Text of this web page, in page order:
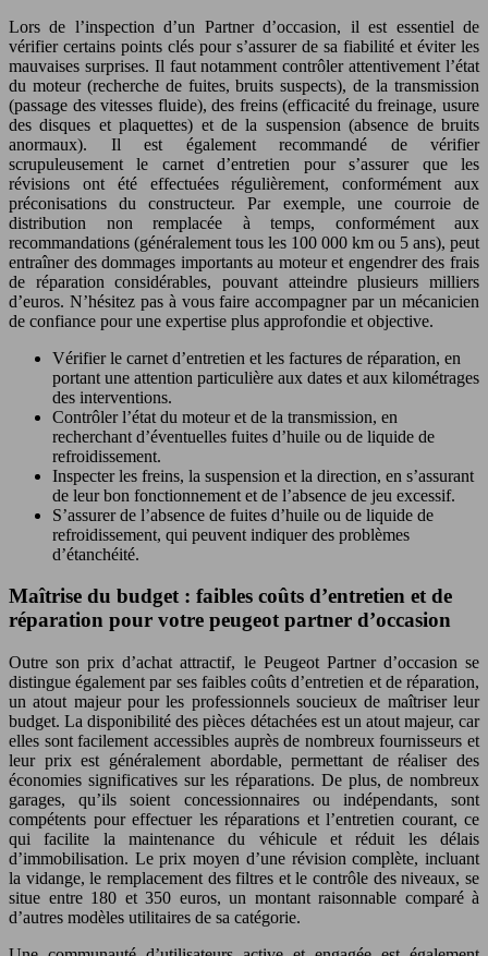
Lors de l’inspection d’un Partner d’occasion, il est essentiel de
vérifier certains points clés pour s’assurer de sa fiabilité et éviter les
mauvaises surprises. Il faut notamment contrôler attentivement l’état
du moteur (recherche de fuites, bruits suspects), de la transmission
(passage des vitesses fluide), des freins (efficacité du freinage, usure
des disques et plaquettes) et de la suspension (absence de bruits
anormaux). Il est également recommandé de vérifier
scrupuleusement le carnet d’entretien pour s’assurer que les
révisions ont été effectuées régulièrement, conformément aux
préconisations du constructeur. Par exemple, une courroie de
distribution non remplacée à temps, conformément aux
recommandations (généralement tous les 100 000 km ou 5 ans), peut
entraîner des dommages importants au moteur et engendrer des frais
de réparation considérables, pouvant atteindre plusieurs milliers
d’euros. N’hésitez pas à vous faire accompagner par un mécanicien
de confiance pour une expertise plus approfondie et objective.
Vérifier le carnet d’entretien et les factures de réparation, en
portant une attention particulière aux dates et aux kilométrages
des interventions.
Contrôler l’état du moteur et de la transmission, en
recherchant d’éventuelles fuites d’huile ou de liquide de
refroidissement.
Inspecter les freins, la suspension et la direction, en s’assurant
de leur bon fonctionnement et de l’absence de jeu excessif.
S’assurer de l’absence de fuites d’huile ou de liquide de
refroidissement, qui peuvent indiquer des problèmes
d’étanchéité.
Maîtrise du budget : faibles coûts d’entretien et de
réparation pour votre peugeot partner d’occasion
Outre son prix d’achat attractif, le Peugeot Partner d’occasion se
distingue également par ses faibles coûts d’entretien et de réparation,
un atout majeur pour les professionnels soucieux de maîtriser leur
budget. La disponibilité des pièces détachées est un atout majeur, car
elles sont facilement accessibles auprès de nombreux fournisseurs et
leur prix est généralement abordable, permettant de réaliser des
économies significatives sur les réparations. De plus, de nombreux
garages, qu’ils soient concessionnaires ou indépendants, sont
compétents pour effectuer les réparations et l’entretien courant, ce
qui facilite la maintenance du véhicule et réduit les délais
d’immobilisation. Le prix moyen d’une révision complète, incluant
la vidange, le remplacement des filtres et le contrôle des niveaux, se
situe entre 180 et 350 euros, un montant raisonnable comparé à
d’autres modèles utilitaires de sa catégorie.